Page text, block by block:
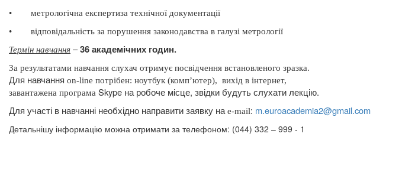
•
метрологічна експертиза технічної документації
•
відповідальність за порушення законодавства в галузі метрології
Термін навчання –36 академічних годин.
За результатами навчання слухач отримує посвідчення встановленого зразка.
Для навчання on-line потрібен: ноутбук (комп’ютер), вихід в інтернет,
завантажена програма Skype на робоче місце, звідки будуть слухати лекцію.
Для участі в навчанні необхідно направити заявку на e-mail: m.euroacademia2@gmail.com
Детальнішу інформацію можна отримати за телефоном: (044) 332 – 999 - 1